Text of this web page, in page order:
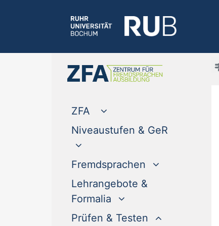
ZFA
Niveaustufen & GeR
Fremdsprachen
Lehrangebote &
Formalia
Prüfen & Testen